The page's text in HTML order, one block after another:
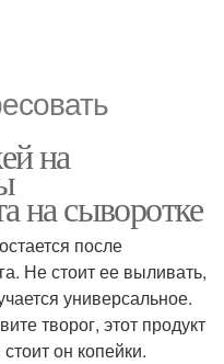
на
на сыворотке
после
Не стоит ее выливать,
универсальное.
творог, этот продукт
он копейки.